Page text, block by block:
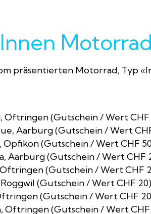
präsentierten Motorrad, Typ
Oftringen (Gutschein / Wert CHF
Aarburg (Gutschein / Wert
Opfikon (Gutschein / Wert CHF
Aarburg (Gutschein / Wert CHF
Oftringen (Gutschein / Wert CHF
(Gutschein / Wert CHF 20)
(Gutschein / Wert CHF
Oftringen (Gutschein / Wert